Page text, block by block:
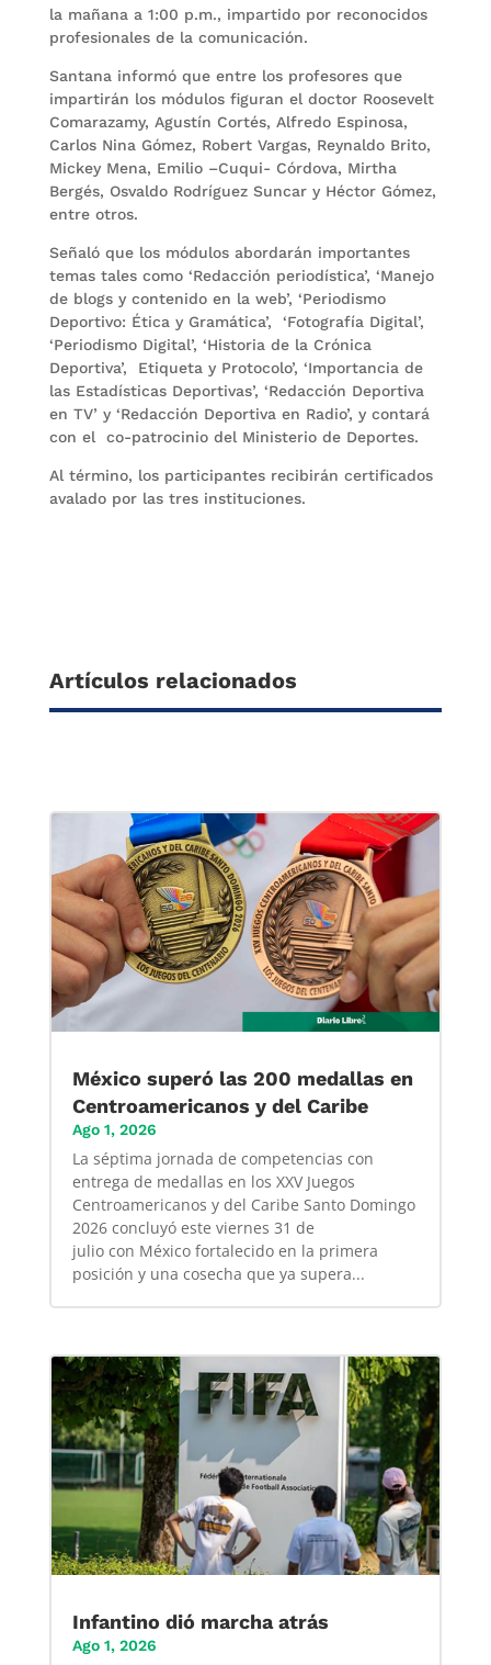
la mañana a 1:00 p.m., impartido por reconocidos
profesionales de la comunicación.
Santana informó que entre los profesores que
impartirán los módulos figuran el doctor Roosevelt
Comarazamy, Agustín Cortés, Alfredo Espinosa,
Carlos Nina Gómez, Robert Vargas, Reynaldo Brito,
Mickey Mena, Emilio –Cuqui- Córdova, Mirtha
Bergés, Osvaldo Rodríguez Suncar y Héctor Gómez,
entre otros.
Señaló que los módulos abordarán importantes
temas tales como ‘Redacción periodística’, ‘Manejo
de blogs y contenido en la web’, ‘Periodismo
Deportivo: Ética y Gramática’, ‘Fotografía Digital’,
‘Periodismo Digital’, ‘Historia de la Crónica
Deportiva’, Etiqueta y Protocolo’, ‘Importancia de
las Estadísticas Deportivas’, ‘Redacción Deportiva
en TV’ y ‘Redacción Deportiva en Radio’, y contará
con el co-patrocinio del Ministerio de Deportes.
Al término, los participantes recibirán certificados
avalado por las tres instituciones.
Artículos relacionados
México superó las 200 medallas en
Centroamericanos y del Caribe
Ago 1, 2026
La séptima jornada de competencias con
entrega de medallas en los XXV Juegos
Centroamericanos y del Caribe Santo Domingo
2026 concluyó este viernes 31 de
julio con México fortalecido en la primera
posición y una cosecha que ya supera...
Infantino dió marcha atrás
Ago 1, 2026